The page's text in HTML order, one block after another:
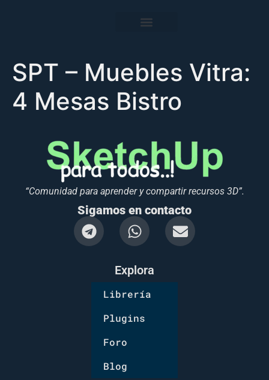
SPT – Muebles Vitra:
4 Mesas Bistro
“Comunidad para aprender y compartir recursos 3D”.
Sigamos en contacto
Explora
Librería
Plugins
Foro
Blog